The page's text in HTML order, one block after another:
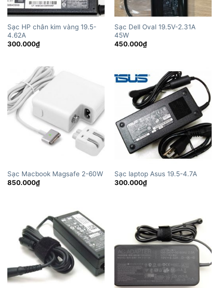
Sạc HP chân kim vàng 19.5-
4.62A
300.000₫
Sạc Dell Oval 19.5V-2.31A
45W
450.000₫
Sạc Macbook Magsafe 2-60W
850.000₫
Sạc laptop Asus 19.5-4.7A
300.000₫